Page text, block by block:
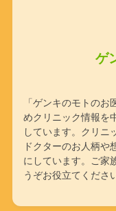
ゲ
「ゲンキのモトの
めクリニック情報を
しています。クリニ
ドクターのお人柄や
にしています。ご家
うぞお役立てくださ